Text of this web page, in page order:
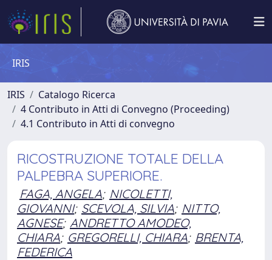
IRIS
IRIS
Catalogo Ricerca
4 Contributo in Atti di Convegno (Proceeding)
4.1 Contributo in Atti di convegno
RICOSTRUZIONE TOTALE DELLA
PALPEBRA SUPERIORE.
FAGA, ANGELA; NICOLETTI,
GIOVANNI; SCEVOLA, SILVIA; NITTO,
AGNESE; ANDRETTO AMODEO,
CHIARA; GREGORELLI, CHIARA; BRENTA,
FEDERICA